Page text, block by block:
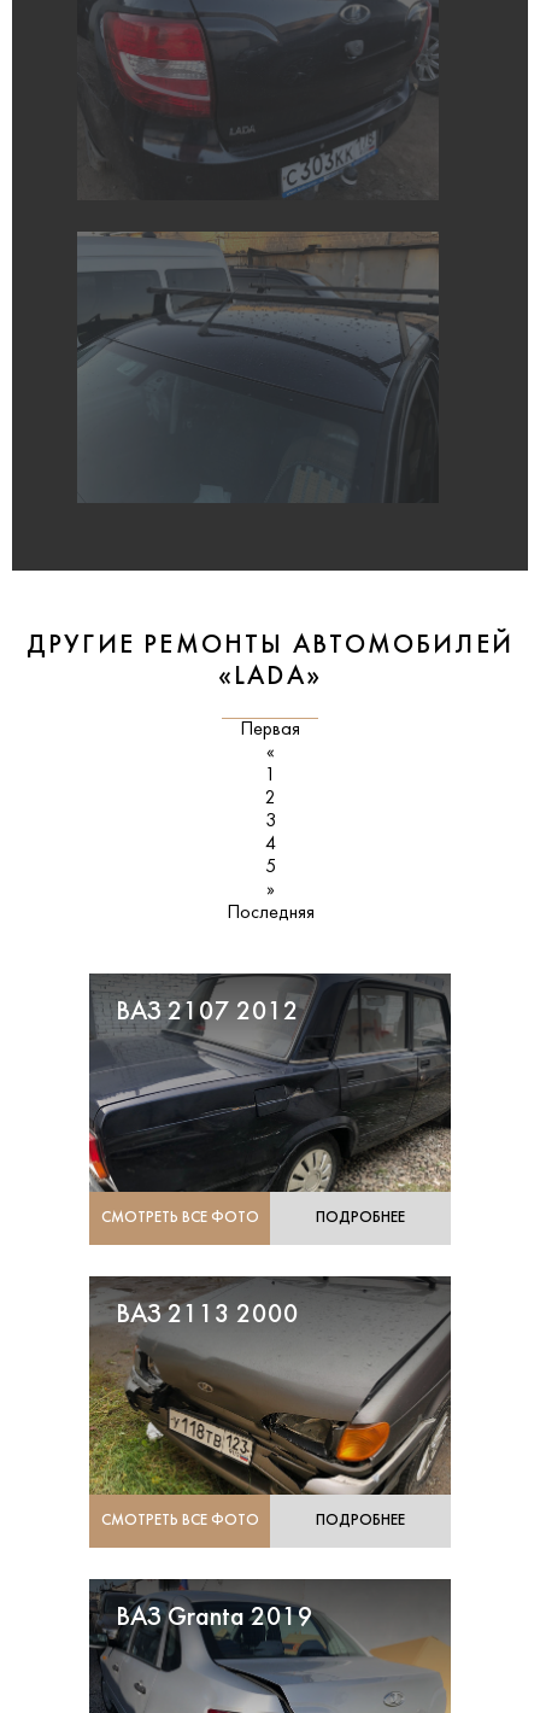
ДРУГИЕ РЕМОНТЫ АВТОМОБИЛЕЙ
«LADA»
Первая
«
2
3
4
5
»
Последняя
ВАЗ 2107 2012
СМОТРЕТЬ ВСЕ ФОТО ПОДРОБНЕЕ
ВАЗ 2113 2000
СМОТРЕТЬ ВСЕ ФОТО ПОДРОБНЕЕ
ВАЗ Granta 2019